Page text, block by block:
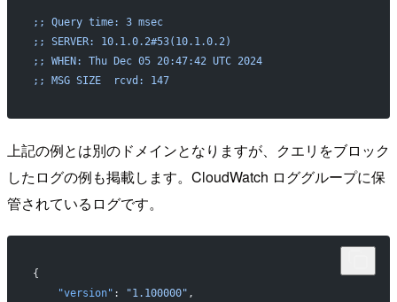
;; Query time: 3 msec
;; SERVER: 10.1.0.2#53(10.1.0.2)
;; WHEN: Thu Dec 05 20:47:42 UTC 2024
;; MSG SIZE  rcvd: 147
上記の例とは別のドメインとなりますが、クエリをブロック
したログの例も掲載します。CloudWatch ロググループに保
管されているログです。
{
    "version"
: "1.100000" ,